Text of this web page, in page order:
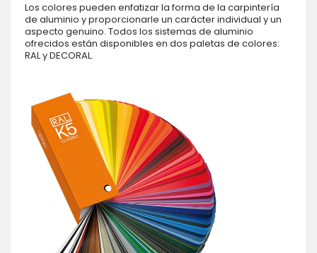
Los colores pueden enfatizar la forma de la carpintería
de aluminio y proporcionarle un carácter individual y un
aspecto genuino. Todos los sistemas de aluminio
ofrecidos están disponibles en dos paletas de colores:
RAL y DECORAL.